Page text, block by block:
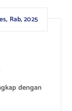
Rab, 2025
dengan